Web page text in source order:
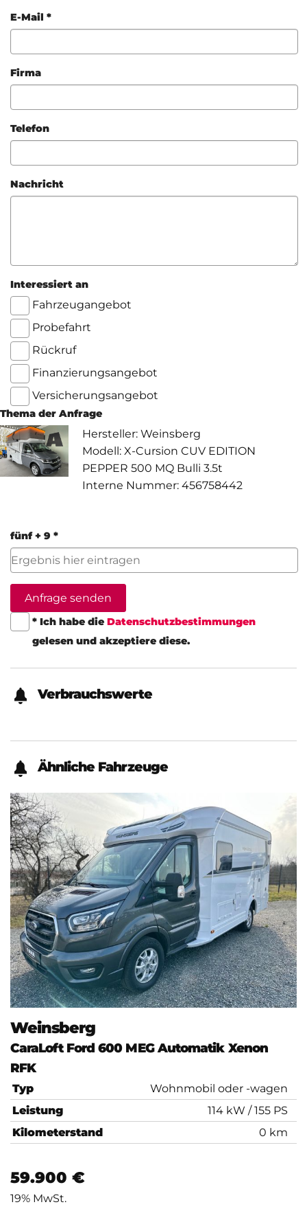
E-Mail *
Firma
Telefon
Nachricht
Interessiert an
Fahrzeugangebot
Probefahrt
Rückruf
Finanzierungsangebot
Versicherungsangebot
Thema der Anfrage
Hersteller: Weinsberg
Modell: X-Cursion CUV EDITION
PEPPER 500 MQ Bulli 3.5t
Interne Nummer: 456758442
fünf + 9 *
Anfrage senden
* Ich habe die Datenschutzbestimmungen
gelesen und akzeptiere diese.
Verbrauchswerte
Ähnliche Fahrzeuge
Weinsberg
CaraLoft Ford 600 MEG Automatik Xenon
RFK
Typ
Wohnmobil oder -wagen
Leistung
114 kW / 155 PS
Kilometerstand
0 km
59.900 €
19% MwSt.